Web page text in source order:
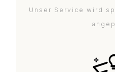
Unser Service wird